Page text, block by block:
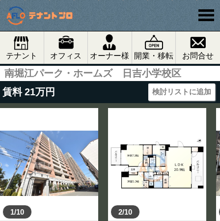
テナント オフィス オーナー様 開業・移転 お問合せ
南堀江パーク・ホームズ 日吉小学校区
賃料 21万円 検討リストに追加
1/10 2/10